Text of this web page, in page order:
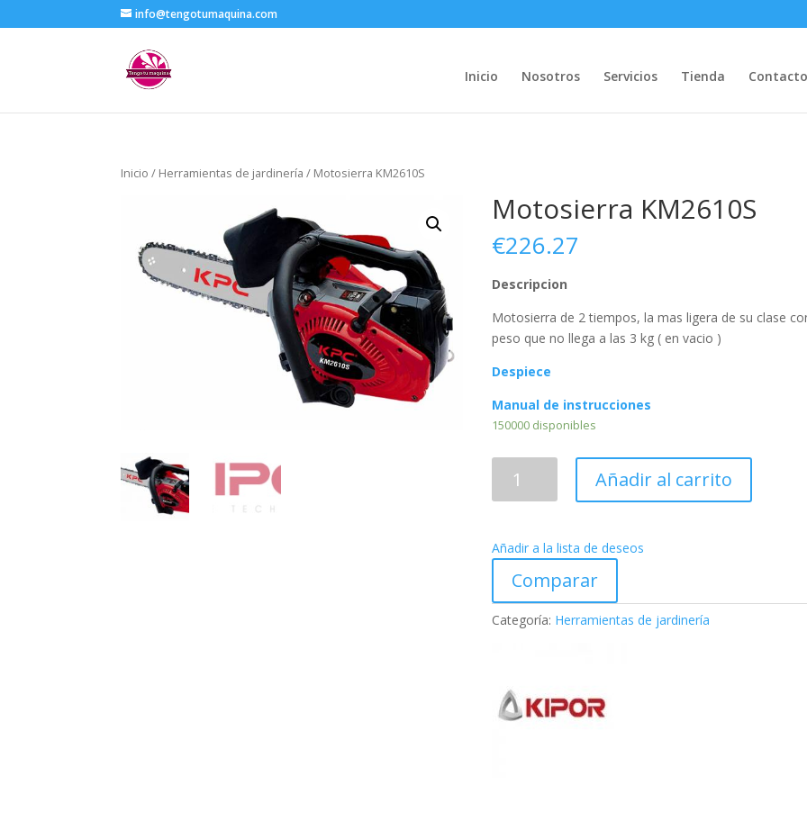
info@tengotumaquina.com
Inicio Nosotros Servicios Tienda Contacto
Inicio / Herramientas de jardinería / Motosierra KM2610S
Motosierra KM2610S
€226.27
Descripcion
Motosierra de 2 tiempos, la mas ligera de su clase
peso que no llega a las 3 kg ( en vacio )
Despiece
Manual de instrucciones
150000 disponibles
KM2610S
Añadir al carrito
Añadir a la lista de deseos
Comparar
Categoría: Herramientas de jardinería